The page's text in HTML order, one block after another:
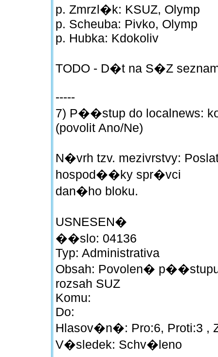
p. Zmrzl�k: KSUZ, Olymp
p. Scheuba: Pivko, Olymp
p. Hubka: Kdokoliv
TODO - D�t na S�Z
-----
7) P��stup do localnews:
(povolit Ano/Ne)
N�vrh tzv. mezivrstvy:
hospod��ky spr�vci
dan�ho bloku.
USNESEN�
��slo: 04136
Typ: Administrativa
Obsah: Povolen�
rozsah SUZ
Komu:
Do:
Hlasov�n�: Pro:6, Proti:3 ,
V�sledek: Schv�leno